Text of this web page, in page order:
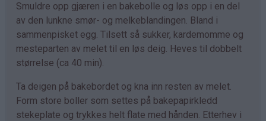
Smuldre opp gjæren i en bakebolle og løs opp i en del
av den lunkne smør- og melkeblandingen. Bland i
sammenpisket egg. Tilsett så sukker, kardemomme og
mesteparten av melet til en løs deig. Heves til dobbelt
størrelse (ca 40 min).
Ta deigen på bakebordet og kna inn resten av melet.
Form store boller som settes på bakepapirkledd
stekeplate og trykkes helt flate med hånden. Etterhev i